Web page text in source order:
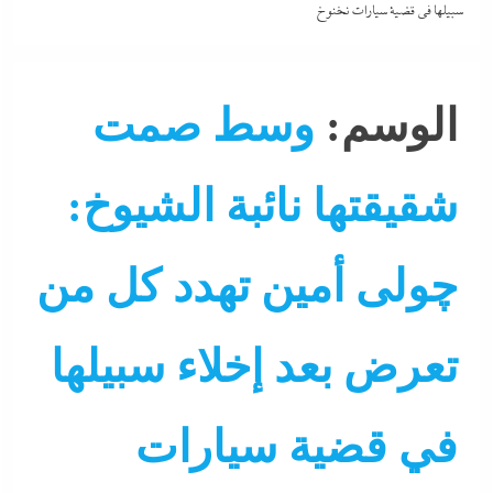
سبيلها في قضية سيارات نخنوخ
الوسم: وسط صمت
شقيقتها نائبة الشيوخ:
چولى أمين تهدد كل من
تعرض بعد إخلاء سبيلها
في قضية سيارات